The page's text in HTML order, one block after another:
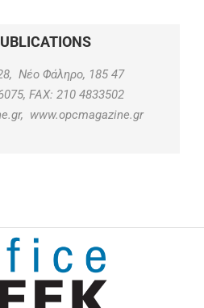
Νέο Φάληρο, 185 47
FAX: 210 4833502
www.opcmagazine.gr